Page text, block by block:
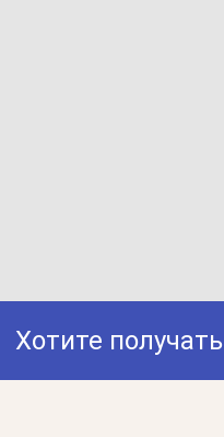
Хотите получать